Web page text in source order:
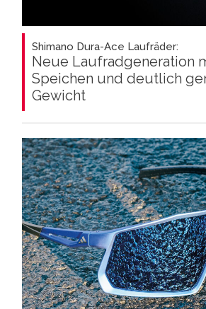
Shimano Dura-Ace Laufräder:
Neue Laufradgeneration
Speichen und deutlich
Gewicht